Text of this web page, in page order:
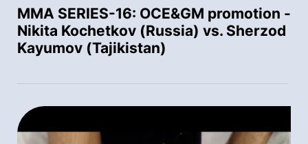
MMA SERIES-16: OСE&GM promotion -
Nikita Kochetkov (Russia) vs. Sherzod
Kayumov (Tajikistan)